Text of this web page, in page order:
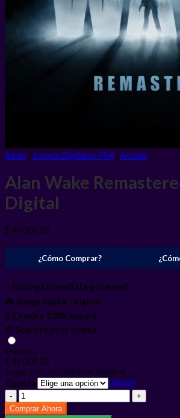
Inicio / Juegos Digitales PS4 /Accion
Alan Wake
Digital
$ 49.000,00
¿Cómo Comprar?
⚡ Entrega inmediata por email
🎮 Juego digital original
🔒 Compra 100% segura
💬 Soporte post-venta
Primaria
$ 49.000,00
Jugas con tu cuenta de siempre
Cuenta
Limpiar
Alan
Wake
Remastered
Comprar Ahora